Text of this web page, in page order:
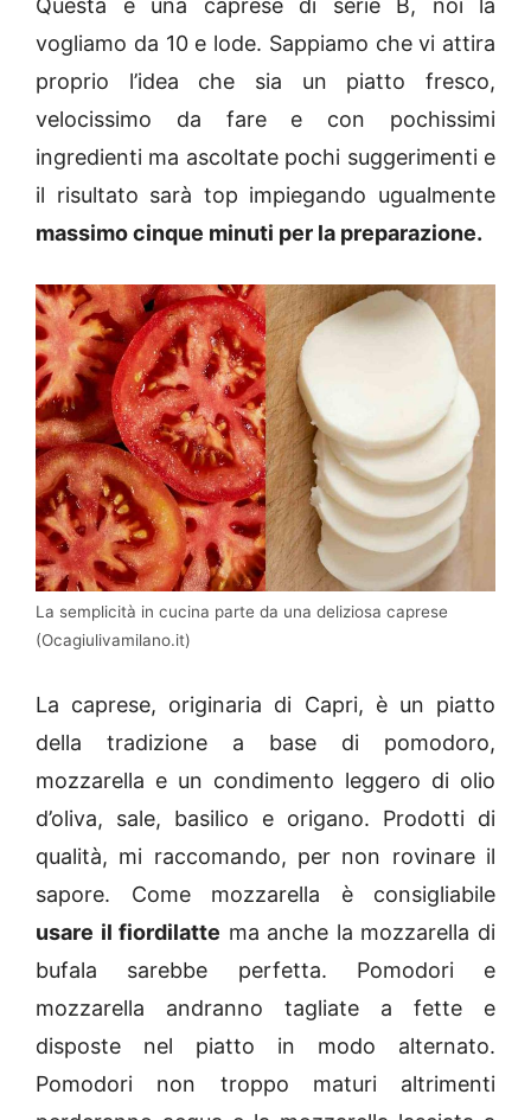
Questa è una caprese di serie B, noi la
vogliamo da 10 e lode. Sappiamo che vi attira
proprio l’idea che sia un piatto fresco,
velocissimo da fare e con pochissimi
ingredienti ma ascoltate pochi suggerimenti e
il risultato sarà top impiegando ugualmente
massimo cinque minuti per la preparazione.
La semplicità in cucina parte da una deliziosa caprese
(Ocagiulivamilano.it)
La caprese, originaria di Capri, è un piatto
della tradizione a base di pomodoro,
mozzarella e un condimento leggero di olio
d’oliva, sale, basilico e origano. Prodotti di
qualità, mi raccomando, per non rovinare il
sapore. Come mozzarella è consigliabile
usare il fiordilatte ma anche la mozzarella di
bufala sarebbe perfetta. Pomodori e
mozzarella andranno tagliate a fette e
disposte nel piatto in modo alternato.
Pomodori non troppo maturi altrimenti